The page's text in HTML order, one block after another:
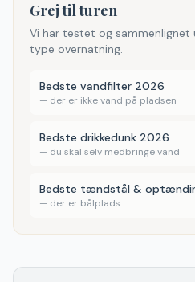
Grej til turen
Vi har testet og
type overnatning.
Bedste vandfilter 2026
— der er ikke vand på pladsen
Bedste drikkedunk 2026
— du skal selv medbringe vand
Bedste tændstål &
— der er bålplads